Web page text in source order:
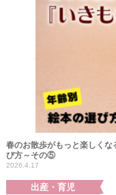
春のお散歩がもっと楽しく
び方～その⑤
2026.4.17
出産・育児